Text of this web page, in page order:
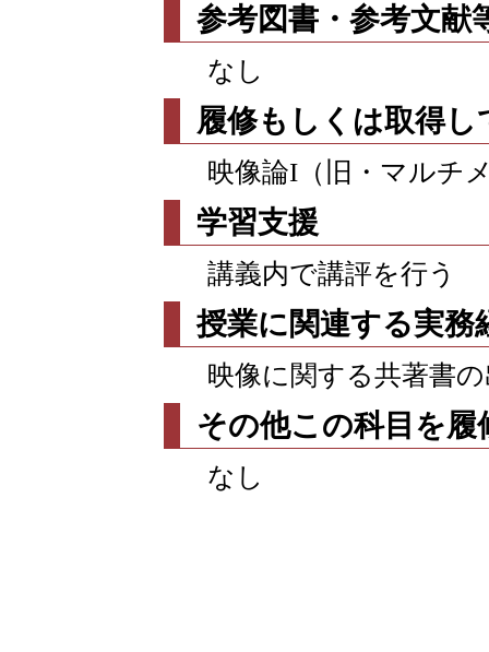
参考図書・参考文献
なし
履修もしくは取得
映像論I（旧・マルチ
学習支援
講義内で講評を行う
授業に関連する実務
映像に関する共著書
その他この科目を
なし